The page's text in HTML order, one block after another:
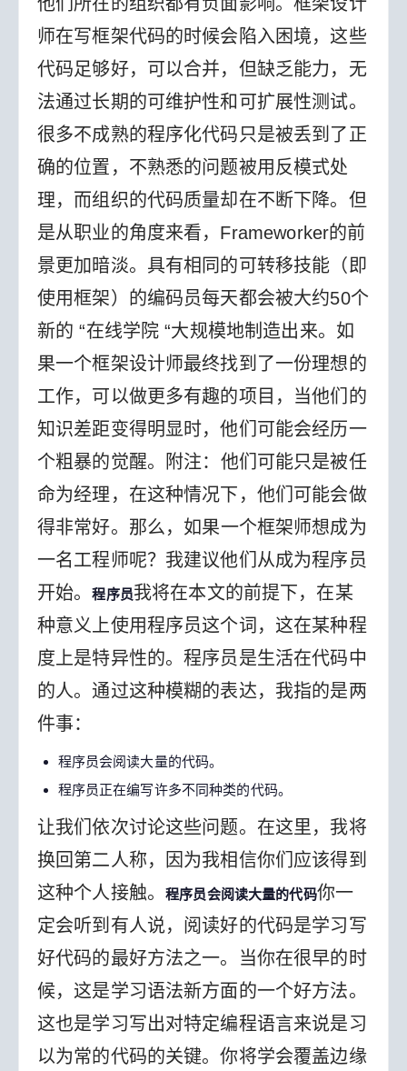
师在写框架代码的时候会陷入困境，这些
代码足够好，可以合并，但缺乏能力，无
法通过长期的可维护性和可扩展性测试。
很多不成熟的程序化代码只是被丢到了正
确的位置，不熟悉的问题被用反模式处
理，而组织的代码质量却在不断下降。 但
是从职业的角度来看，Frameworker的前
景更加暗淡。具有相同的可转移技能（即
使用框架）的编码员每天都会被大约50个
新的 “在线学院 “大规模地制造出来。如
果一个框架设计师最终找到了一份理想的
工作，可以做更多有趣的项目，当他们的
知识差距变得明显时，他们可能会经历一
个粗暴的觉醒。
附注：他们可能只是被任
命为经理，在这种情况下，他们可能会做
得非常好。 那么，如果一个框架师想成为
一名工程师呢？我建议他们从成为程序员
开始。程序员我将在本文的前提下，在某
种意义上使用程序员这个词，这在某种程
度上是特异性的。程序员是生活在代码中
的人。通过这种模糊的表达，我指的是两
件事：
程序员会阅读大量的代码。
程序员正在编写许多不同种类的代码。
让我们依次讨论这些问题。在这里，我将
换回第二人称，因为我相信你们应该得到
这种个人接触。程序员会阅读大量的代码你一
定会听到有人说，阅读好的代码是学习写
好代码的最好方法之一。当你在很早的时
候，这是学习语法新方面的一个好方法。
这也是学习写出对特定编程语言来说是习
以为常的代码的关键。你将学会覆盖边缘